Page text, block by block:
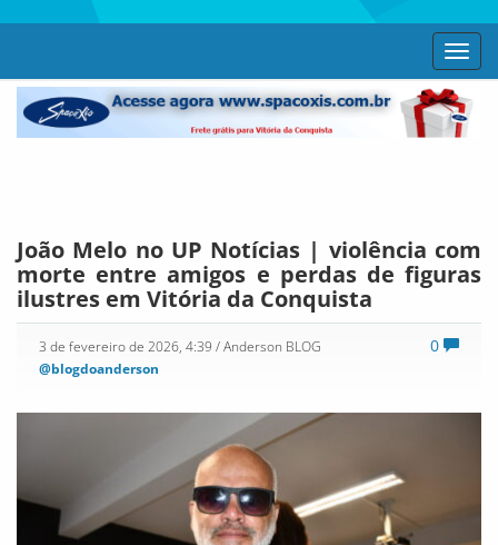
João Melo no UP Notícias | violência com
morte entre amigos e perdas de figuras
ilustres em Vitória da Conquista
0
3 de fevereiro de 2026, 4:39 / Anderson BLOG
@blogdoanderson